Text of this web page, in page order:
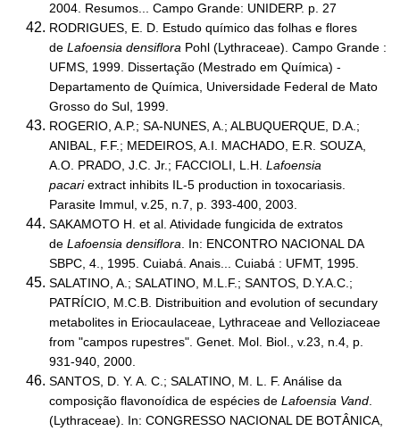
2004. Resumos... Campo Grande: UNIDERP. p. 27
RODRIGUES, E. D. Estudo químico das folhas e flores
de Lafoensia densiflora Pohl (Lythraceae). Campo Grande :
UFMS, 1999. Dissertação (Mestrado em Química) -
Departamento de Química, Universidade Federal de Mato
Grosso do Sul, 1999.
ROGERIO, A.P.; SA-NUNES, A.; ALBUQUERQUE, D.A.;
ANIBAL, F.F.; MEDEIROS, A.I. MACHADO, E.R. SOUZA,
A.O. PRADO, J.C. Jr.; FACCIOLI, L.H. Lafoensia
pacariextract inhibits IL-5 production in toxocariasis.
Parasite Immul, v.25, n.7, p. 393-400, 2003.
SAKAMOTO H. et al. Atividade fungicida de extratos
de Lafoensia densiflora . In: ENCONTRO NACIONAL DA
SBPC, 4., 1995. Cuiabá. Anais... Cuiabá : UFMT, 1995.
SALATINO, A.; SALATINO, M.L.F.; SANTOS, D.Y.A.C.;
PATRÍCIO, M.C.B. Distribuition and evolution of secundary
metabolites in Eriocaulaceae, Lythraceae and Velloziaceae
from "campos rupestres". Genet. Mol. Biol., v.23, n.4, p.
931-940, 2000.
SANTOS, D. Y. A. C.; SALATINO, M. L. F. Análise da
composição flavonoídica de espécies de Lafoensia Vand
(Lythraceae). In: CONGRESSO NACIONAL DE BOTÂNICA,